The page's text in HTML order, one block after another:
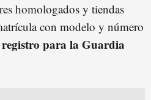
homologados y tiendas
con modelo y número
registro para la Guardia